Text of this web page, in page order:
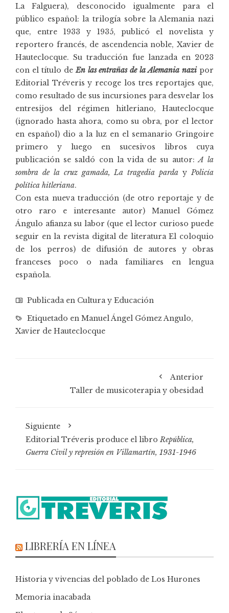
La Falguera), desconocido igualmente para el
público español: la trilogía sobre la Alemania nazi
que, entre 1933 y 1935, publicó el novelista y
reportero francés, de ascendencia noble, Xavier de
Hauteclocque. Su traducción fue lanzada en 2023
con el título deEn las entrañas de la Alemania nazipor
Editorial Tréveris y recoge los tres reportajes que,
como resultado de sus incursiones para desvelar los
entresijos del régimen hitleriano, Hauteclocque
(ignorado hasta ahora, como su obra, por el lector
en español) dio a la luz en el semanario Gringoire
primero y luego en sucesivos libros cuya
publicación se saldó con la vida de su autor:A la
sombra de la cruz gamada, La tragedia parda yPolicía
política hitleriana.
Con esta nueva traducción (de otro reportaje y de
otro raro e interesante autor) Manuel Gómez
Ángulo afianza su labor (que el lector curioso puede
seguir en la revista digital de literatura El coloquio
de los perros) de difusión de autores y obras
franceses poco o nada familiares en lengua
española.
Publicada en Cultura y Educación
Etiquetado en Manuel Ángel Gómez Angulo,
Xavier de Hauteclocque
Anterior
Taller de musicoterapia y obesidad
Siguiente
Editorial Tréveris produce el libro República,
Guerra Civil y represión en Villamartín, 1931-1946
LIBRERÍA EN LÍNEA
Historia y vivencias del poblado de Los Hurones
Memoria inacabada